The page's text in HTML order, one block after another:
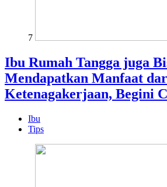
7
Ibu Rumah Tangga juga
Mendapatkan Manfaat
Ketenagakerjaan, Begini
Ibu
Tips